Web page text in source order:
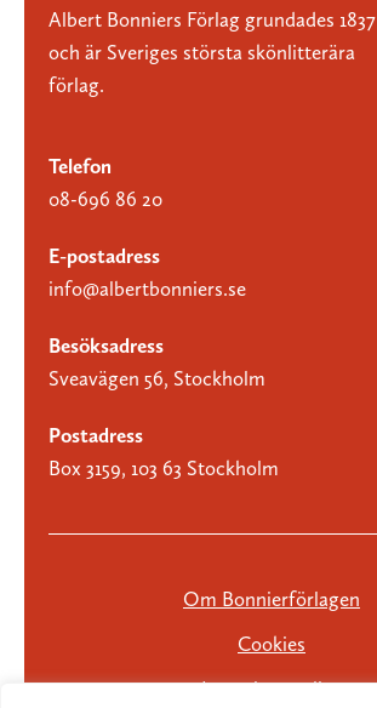
Albert Bonniers Förlag grundades 1837
och är Sveriges största skönlitterära
förlag.
Telefon
08-696 86 20
E-postadress
info@albertbonniers.se
Besöksadress
Sveavägen 56, Stockholm
Postadress
Box 3159, 103 63 Stockholm
Om Bonnierförlagen
Cookies
Integritetspolicy